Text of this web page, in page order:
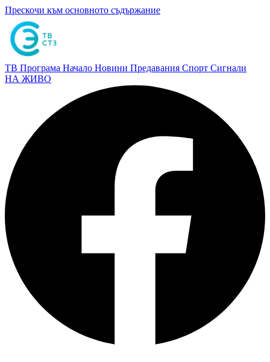
Прескочи към основното съдържание
ТВ Програма Начало Новини Предавания Спорт Сигнали
НА ЖИВО